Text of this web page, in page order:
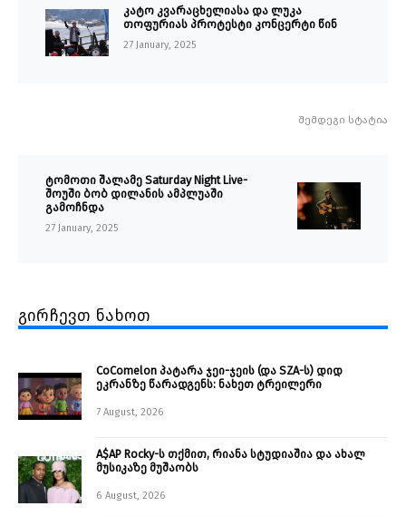
კატო კვარაცხელიასა და ლუკა
თოფურიას პროტესტი კონცერტი წინ
27 January, 2025
შემდეგი სტატია
ტომოთი შალამე Saturday Night Live-
შოუში ბობ დილანის ამპლუაში
გამოჩნდა
27 January, 2025
გირჩევთ ნახოთ
CoComelon პატარა ჯეი-ჯეის (და SZA-ს) დიდ
ეკრანზე წარადგენს: ნახეთ ტრეილერი
7 August, 2026
A$AP Rocky-ს თქმით, რიანა სტუდიაშია და ახალ
მუსიკაზე მუშაობს
6 August, 2026